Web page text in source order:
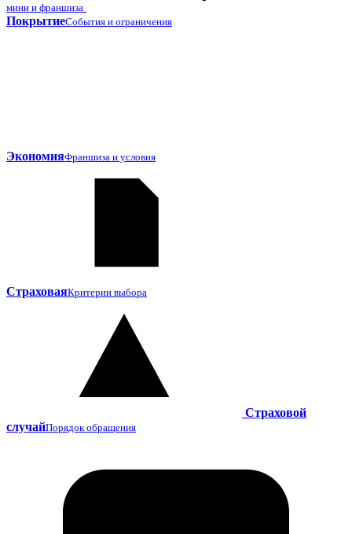
мини и франшиза
ПокрытиеСобытия и ограничения
ЭкономияФраншиза и условия
СтраховаяКритерии выбора
Страховой
случайПорядок обращения